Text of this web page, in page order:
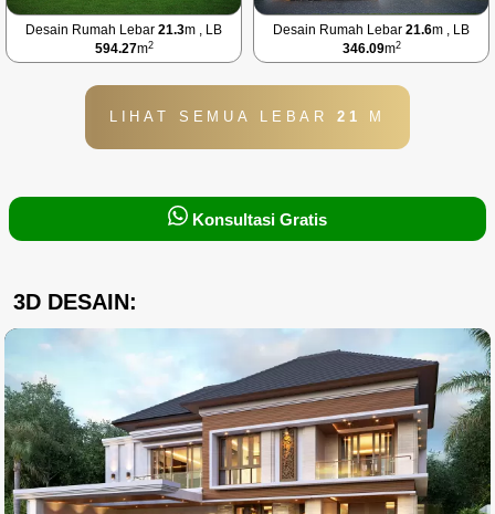
Desain Rumah Lebar 21.3m , LB
594.27m2
Desain Rumah Lebar 21.6m , LB
346.09m2
LIHAT SEMUA LEBAR 21 M
Konsultasi Gratis
3D DESAIN: